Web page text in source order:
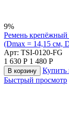
9%
Ремень крепёжный
(Dmax = 14,15 см,
Арт: TSI-0120-FG
1 630 Р 1 480 Р
В корзину
Купить
Быстрый просмотр